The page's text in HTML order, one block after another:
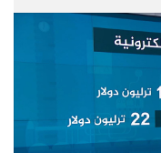
The fourth